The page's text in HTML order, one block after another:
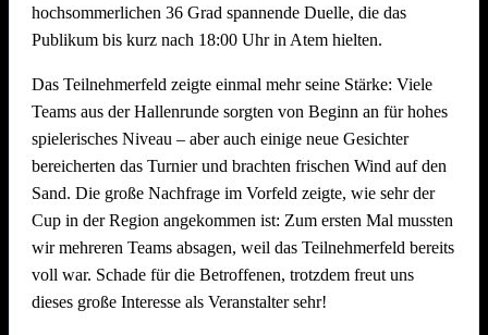
Dekoration Festplatz, Preisaushang, Herstellung Salate
(Vereinsküche Saline)
Dienstag, 21. Juli 2026 ab 09.00 Uhr
Abbau !! Vor dem Fest ist bereits auch nach dem Fest und
auch der Abbau muss organisiert sein. Bitte helft mit, dass
nach intensiven Festtagen mit vielen Helferinnen und Helfern
der Abbau schnell und zügig voranschreitet. Hier können wir
jede helfende Hand gebrauchen. Auch nach einem
Arbeitstag am Arbeitsplatz bitte zum Feierabend ans
Neckarufer kommen!!
hochsommerlichen 36 Grad spannende Duelle, die das
Publikum bis kurz nach 18:00 Uhr in Atem hielten.
Das Teilnehmerfeld zeigte einmal mehr seine Stärke: Viele
Teams aus der Hallenrunde sorgten von Beginn an für hohes
spielerisches Niveau – aber auch einige neue Gesichter
bereicherten das Turnier und brachten frischen Wind auf den
Sand. Die große Nachfrage im Vorfeld zeigte, wie sehr der
Cup in der Region angekommen ist: Zum ersten Mal mussten
wir mehreren Teams absagen, weil das Teilnehmerfeld bereits
voll war. Schade für die Betroffenen, trotzdem freut uns
dieses große Interesse als Veranstalter sehr!